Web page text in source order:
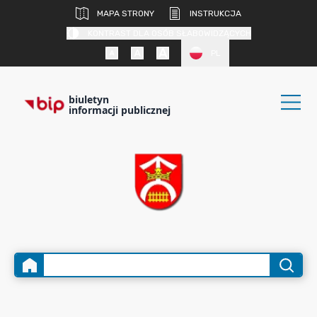
MAPA STRONY
INSTRUKCJA
biuletyn
informacji publicznej